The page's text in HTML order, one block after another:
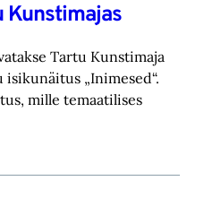
Kunstimajas
Tartu Kunstimaja
isikunäitus „Inimesed“.
mille temaatilises